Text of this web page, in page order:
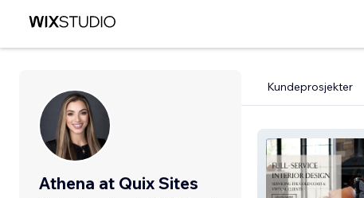
Athena at Quix Sites
Kundeprosjekter